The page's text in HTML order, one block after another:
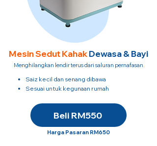
Mesin SedutKahakDewasa & Bayi
Menghilangkan lendir terus dari saluran pernafasan.
Saiz kecil dan senang dibawa
Sesuai untuk kegunaan rumah
Beli RM550
Harga Pasaran RM650